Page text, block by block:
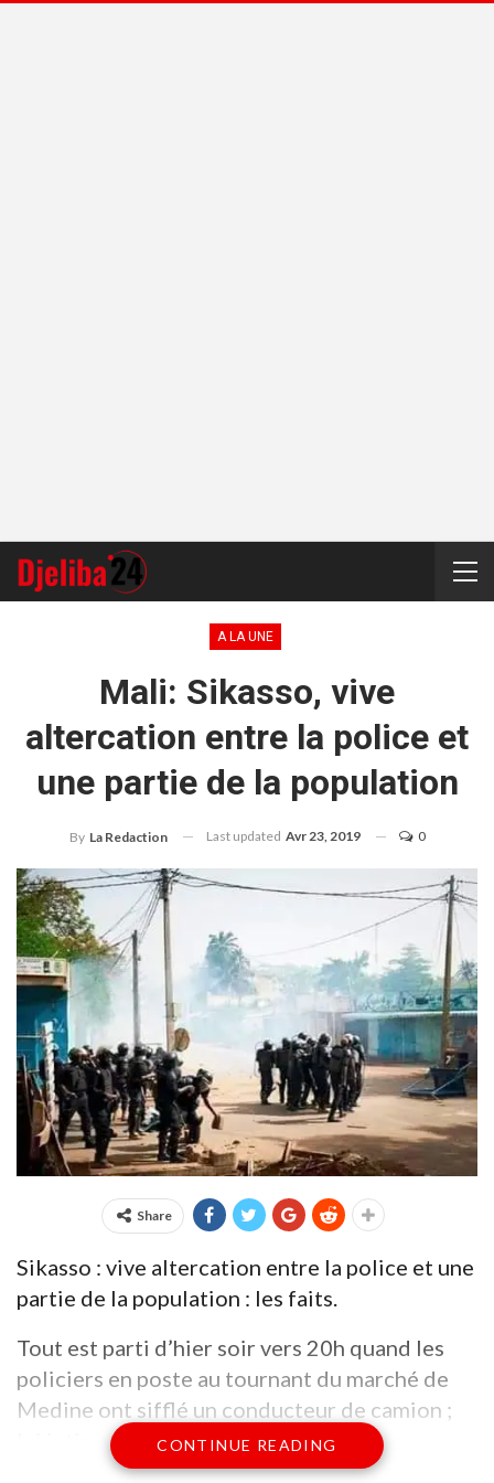
A LA UNE
Mali: Sikasso, vive
altercation entre la police et
une partie de la population
By La Redaction Last updated Avr 23, 2019 0
Share
Sikasso : vive altercation entre la police et une
partie de la population : les faits.
Tout est parti d’hier soir vers 20h quand les
policiers en poste au tournant du marché de
Medine ont sifflé un conducteur de camion ;
lui intimant donc l’ordre de s’arrêter pour
contrôle de routine.
CONTINUE READING